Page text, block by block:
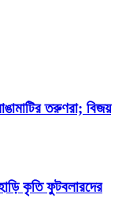
তরুণরা; বিজয়
কৃতি ফুটবলারদের